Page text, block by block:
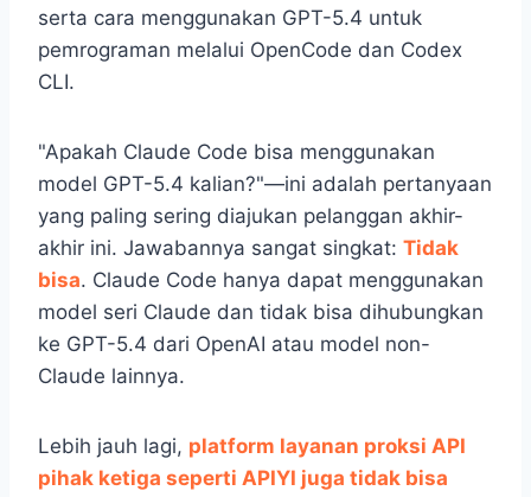
serta cara menggunakan GPT-5.4 untuk
pemrograman melalui OpenCode dan Codex
CLI.
"Apakah Claude Code bisa menggunakan
model GPT-5.4 kalian?"—ini adalah pertanyaan
yang paling sering diajukan pelanggan akhir-
akhir ini. Jawabannya sangat singkat: Tidak
bisa. Claude Code hanya dapat menggunakan
model seri Claude dan tidak bisa dihubungkan
ke GPT-5.4 dari OpenAI atau model non-
Claude lainnya.
Lebih jauh lagi, platform layanan proksi API
pihak ketiga seperti APIYI juga tidak bisa